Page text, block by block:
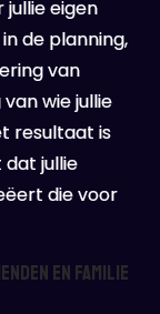
jullie eigen
de planning,
van
wie jullie
resultaat is
dat jullie
die voor
en familie